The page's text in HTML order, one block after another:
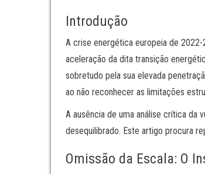
Introdução
A crise energética europeia de
aceleração da dita transição
sobretudo pela sua elevada
ao não reconhecer as limitações
A ausência de uma análise crítica da
desequilibrado. Este artigo procura
Omissão da Escala: O